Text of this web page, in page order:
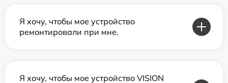
Я хочу, чтобы мое устройство
ремонтировали при мне.
Я хочу, чтобы мое устройство VISION